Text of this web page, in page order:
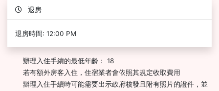
退房
退房時間: 12:00 PM
辦理入住手續的最低年齡： 18
若有額外房客入住，住宿業者會依照其規定收取費用
辦理入住手續時可能需要出示政府核發且附有照片的證件，並